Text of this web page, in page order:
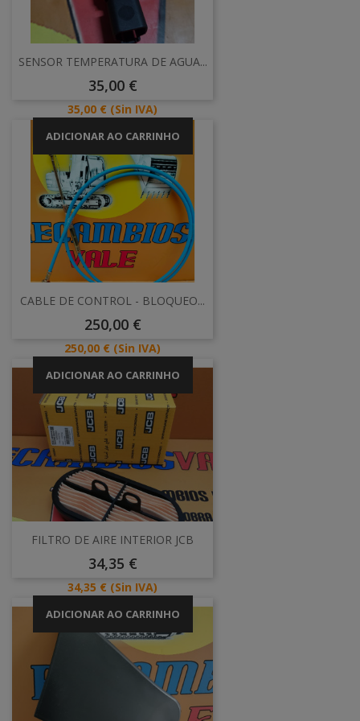
SENSOR TEMPERATURA DE AGUA...
Preço
35,00 €
Preço
35,00 € (Sin IVA)
ADICIONAR AO CARRINHO
CABLE DE CONTROL - BLOQUEO...
Preço
250,00 €
Preço
250,00 € (Sin IVA)
ADICIONAR AO CARRINHO
FILTRO DE AIRE INTERIOR JCB
Preço
34,35 €
Preço
34,35 € (Sin IVA)
ADICIONAR AO CARRINHO